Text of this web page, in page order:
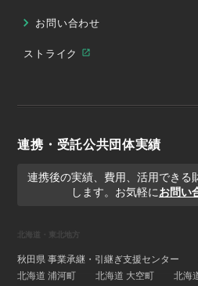
お問い合わせ
ストライク
連携・受託公共団体実績
連携後の実績、費用、活用できる
します。お気軽にお問い
北海道・東北地方
秋田県 事業承継・引継ぎ支援センター
北海道 浦河町
北海道 大空町 北海